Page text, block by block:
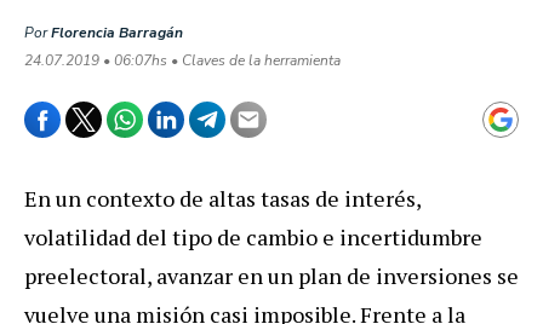
PorFlorencia Barragán
24.07.2019 • 06:07hs • Claves de la herramienta
Enun contexto de altas tasas de interés,
volatilidad del tipo de cambio e incertidumbre
preelectoral, avanzar enun plan de inversiones se
vuelve una misión casi imposible.Frente ala